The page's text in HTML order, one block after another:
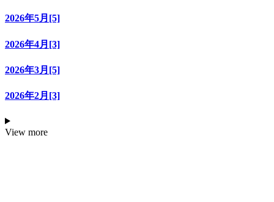
2026年5月[5]
2026年4月[3]
2026年3月[5]
2026年2月[3]
View more